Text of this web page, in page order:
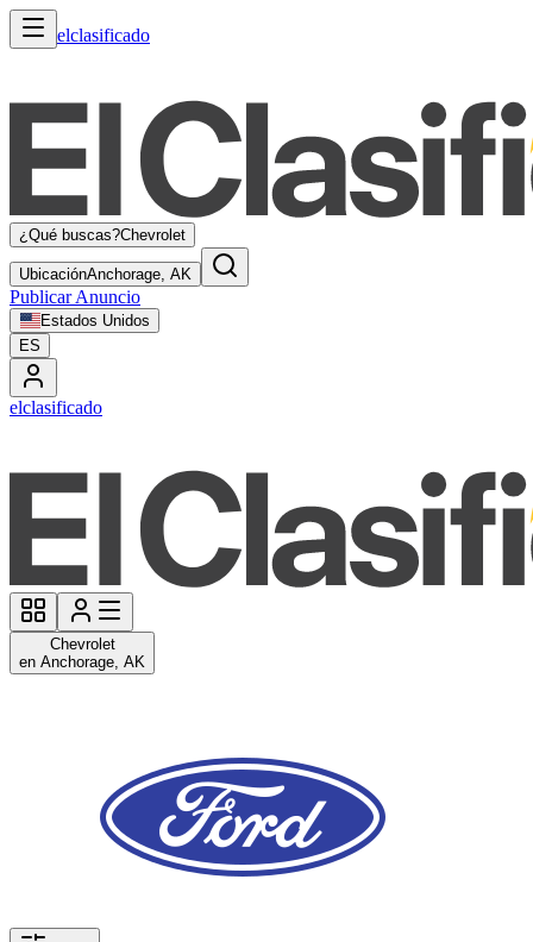
elclasificado
¿Qué buscas?Chevrolet
UbicaciónAnchorage, AK
Publicar Anuncio
Estados Unidos
ES
elclasificado
Chevrolet
en Anchorage, AK